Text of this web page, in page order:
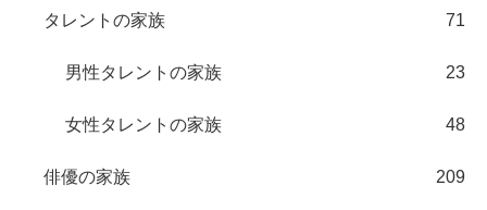
タレントの家族 71
男性タレントの家族 23
女性タレントの家族 48
俳優の家族 209